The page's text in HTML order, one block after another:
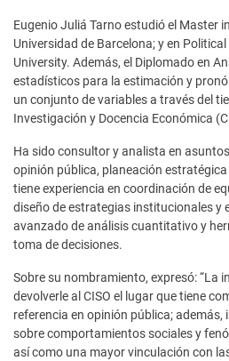
Eugenio Juliá Tarno estudió el Master
Universidad de Barcelona; y en
University. Además, el Diplomado en
estadísticos para la estimación y
un conjunto de variables a través del
Investigación y Docencia Económica
Ha sido consultor y analista en
opinión pública, planeación
tiene experiencia en coordinación de
diseño de estrategias institucionales y
avanzado de análisis cuantitativo y
toma de decisiones.
Sobre su nombramiento, expresó: “La
devolverle al CISO el lugar que tiene
referencia en opinión pública;
sobre comportamientos sociales y
así como una mayor vinculación con